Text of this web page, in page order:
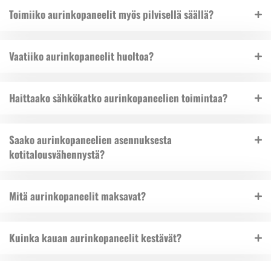
Toimiiko aurinkopaneelit myös pilvisellä säällä?
Vaatiiko aurinkopaneelit huoltoa?
Haittaako sähkökatko aurinkopaneelien toimintaa?
Saako aurinkopaneelien asennuksesta
kotitalousvähennystä?
Mitä aurinkopaneelit maksavat?
Kuinka kauan aurinkopaneelit kestävät?